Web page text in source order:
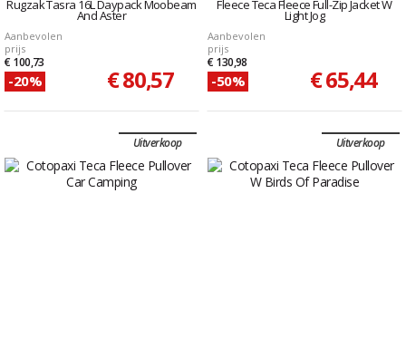
Rugzak Tasra 16L Daypack Moobeam
And Aster
Aanbevolen
prijs
€ 100,73
-20% € 80,57
Fleece Teca Fleece Full-Zip Jacket W
Light Jog
Aanbevolen
prijs
€ 130,98
-50% € 65,44
Uitverkoop Uitverkoop